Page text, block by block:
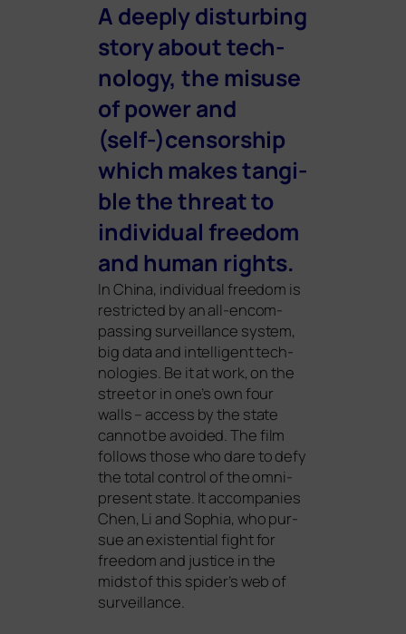
A deep­ly dis­tur­bing
sto­ry about tech­
no­lo­gy, the misu­se
of power and
(self-)censorship
which makes tan­gi­
ble the thre­at to
indi­vi­du­al free­dom
and human rights.
In China, indi­vi­du­al free­dom is
rest­ric­ted by an all-encom­
pas­sing sur­veil­lan­ce sys­tem,
big data and intel­li­gent tech­
no­lo­gies. Be it at work, on the
street or in one’s own four
walls – access by the sta­te
can­not be avo­ided. The film
fol­lows tho­se who dare to defy
the total con­trol of the omni­
pre­sent sta­te. It accom­pa­nies
Chen, Li and Sophia, who pur­
sue an exis­ten­ti­al fight for
free­dom and jus­ti­ce in the
midst of this spider’s web of
surveillance.